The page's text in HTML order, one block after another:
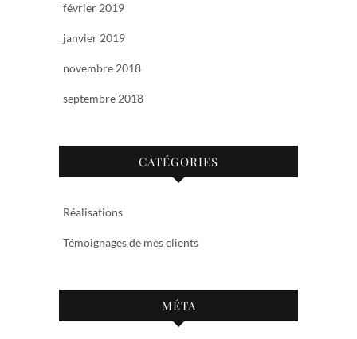
février 2019
janvier 2019
novembre 2018
septembre 2018
CATÉGORIES
Réalisations
Témoignages de mes clients
MÉTA